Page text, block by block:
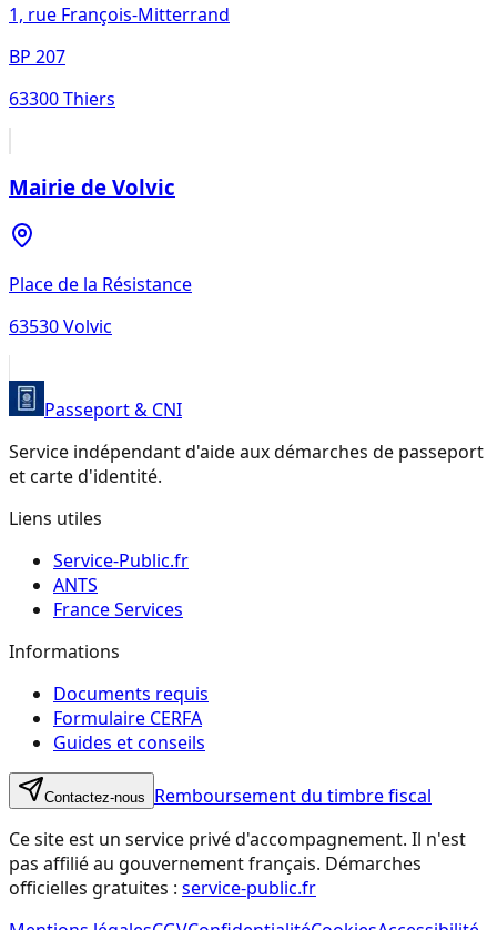
1, rue François-Mitterrand
BP 207
63300Thiers
Mairie de Volvic
Place de la Résistance
63530Volvic
Passeport & CNI
Service indépendant d'aide aux démarches de passeport
et carte d'identité.
Liens utiles
Service-Public.fr
ANTS
France Services
Informations
Documents requis
Formulaire CERFA
Guides et conseils
Contactez-nous
Remboursement du timbre fiscal
Ce site est un service privé d'accompagnement. Il n'est
pas affilié au gouvernement français. Démarches
officielles gratuites : service-public.fr